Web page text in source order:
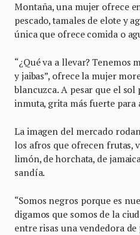
Montaña, una mujer ofrece
pescado, tamales de elote y
única que ofrece comida o
“¿Qué va a llevar? Tenemos
y jaibas”, ofrece la mujer
blancuzca. A pesar que el sol
inmuta, grita más fuerte para
La imagen del mercado
los afros que ofrecen frutas,
limón, de horchata, de
sandía.
“Somos negros porque es
digamos que somos de la
entre risas una vendedora